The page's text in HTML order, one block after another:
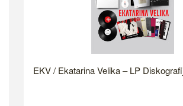
EKV / Ekatarina Velika – LP